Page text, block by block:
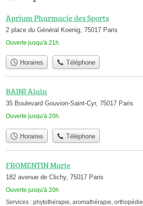
Aprium Pharmacie des Sports
2 place du Général Koenig, 75017 Paris
Ouverte jusqu'à 21h
Horaires Téléphone
BAINI Alain
35 Boulevard Gouvion-Saint-Cyr, 75017 Paris
Ouverte jusqu'à 20h
Horaires Téléphone
FROMENTIN Marie
182 avenue de Clichy, 75017 Paris
Ouverte jusqu'à 20h
Services : phytothérapie aromathérapie orthopédie